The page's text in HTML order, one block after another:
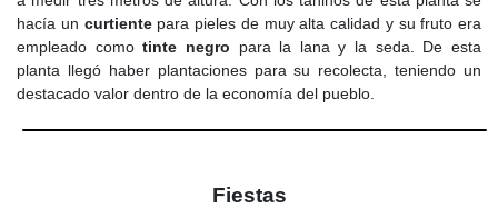
hacía un curtientepara pieles de muy alta calidad y su fruto era
empleado comotinte negro para la lana y la seda. De esta
planta llegó haber plantaciones para su recolecta, teniendo un
destacado valor dentro de la economía del pueblo.
Fiestas